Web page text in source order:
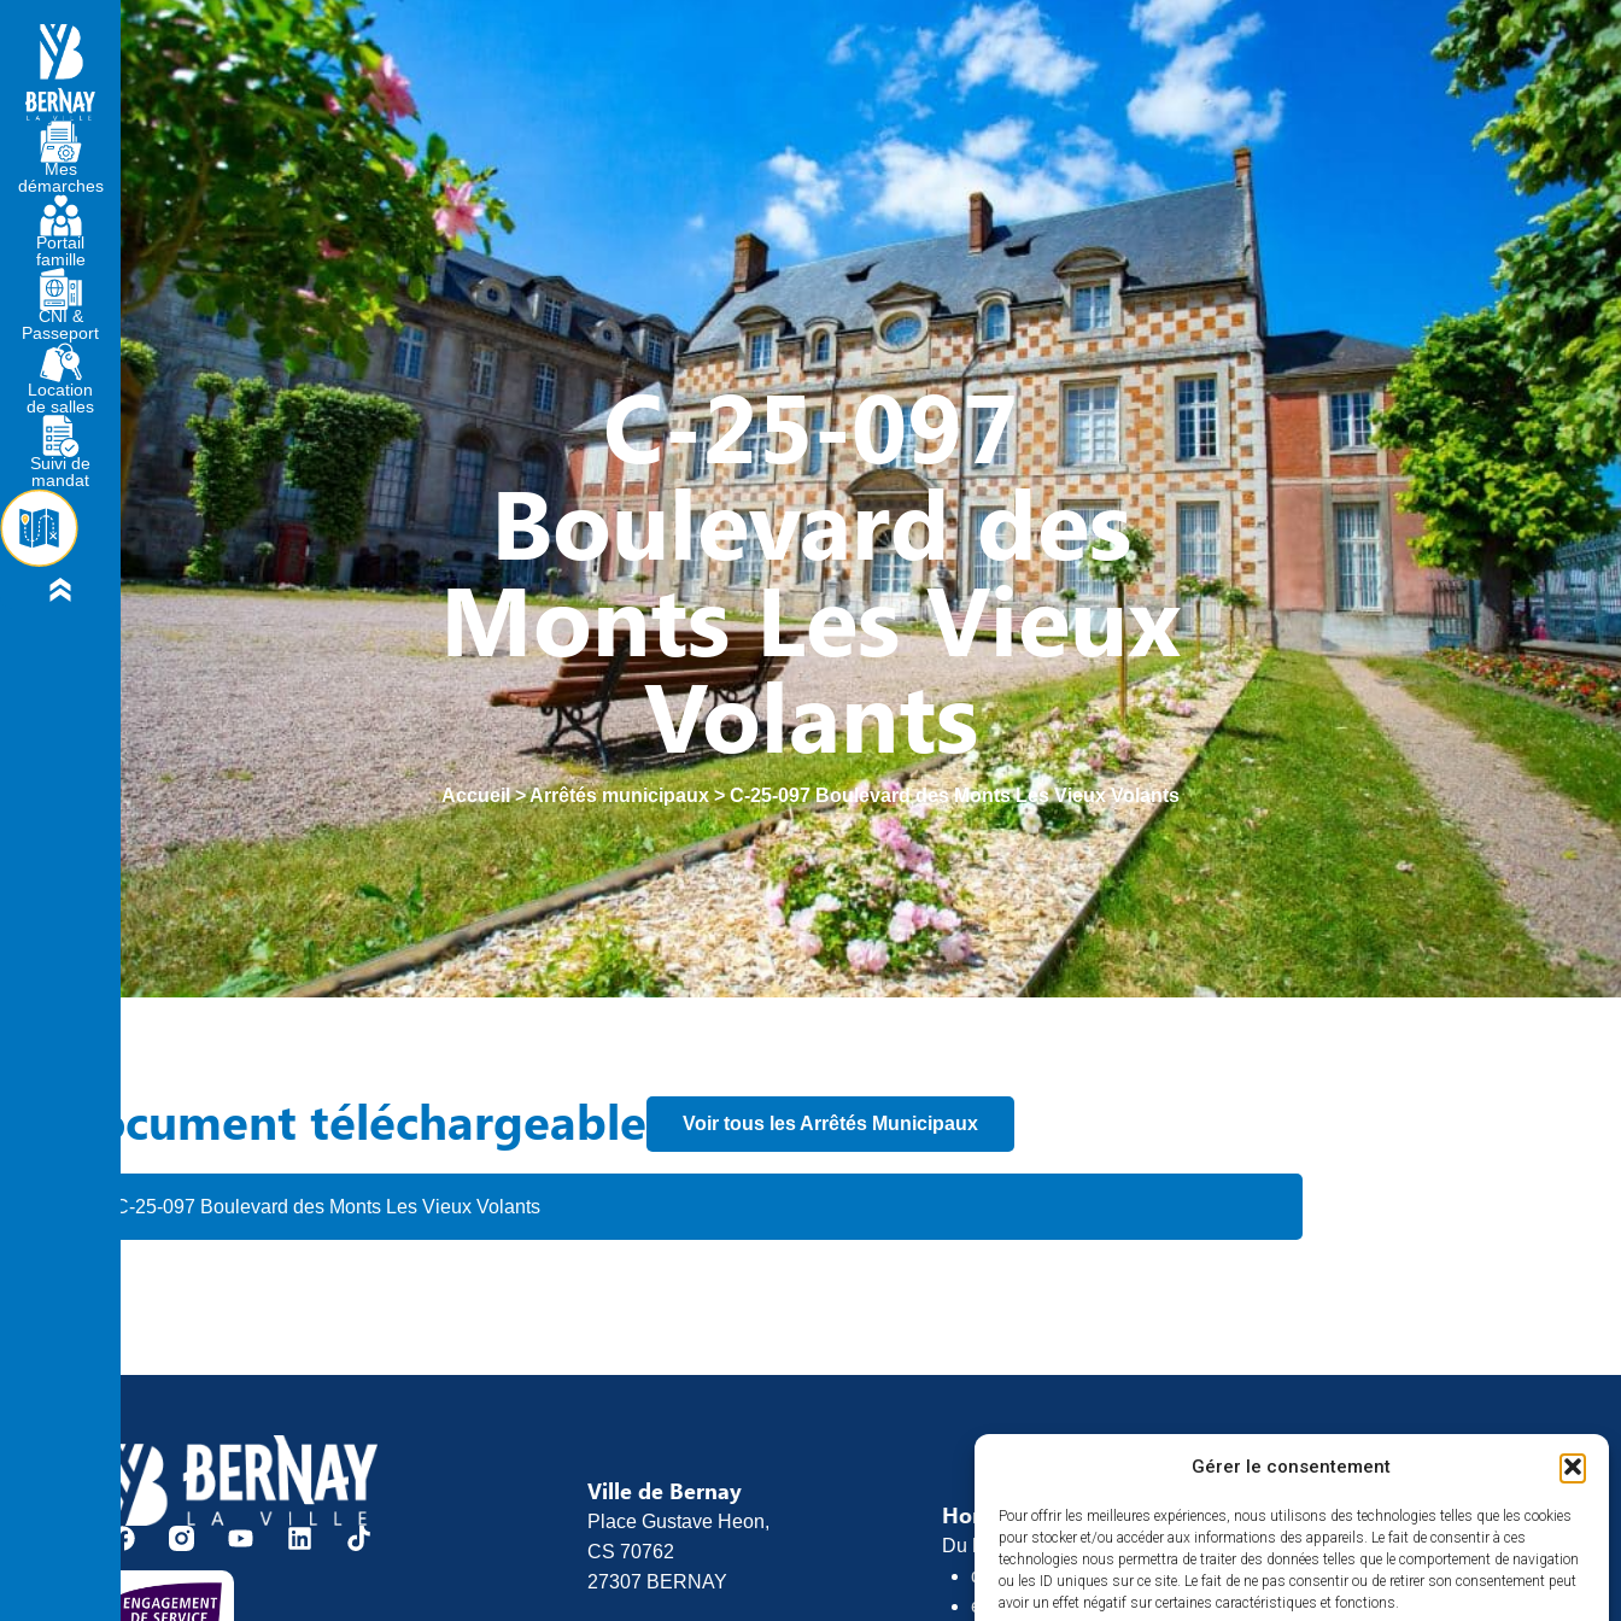
Gérer le consentement
Pour offrir les meilleures expériences, nous utilisons des technologies telles que les cookies
pour stocker et/ou accéder aux informations des appareils. Le fait de consentir à ces
technologies nous permettra de traiter des données telles que le comportement de navigation
ou les ID uniques sur ce site. Le fait de ne pas consentir ou de retirer son consentement peut
avoir un effet négatif sur certaines caractéristiques et fonctions.
MA MAIRIE ACTION SOCIALE VIE ASSOCIATIVE - SPORTIVE
C-25-097
Boulevard des
Monts Les Vieux
Volants
Accueil>Arrêtés municipaux>C-25-097 Boulevard des Monts Les Vieux Volants
Document téléchargeable Voir tous les Arrêtés Municipaux
C-25-097 Boulevard des Monts Les Vieux Volants
Mes
démarches
Portail
famille
CNI &
Passeport
Location
de salles
Suivi de
mandat
Ville de Bernay
Place Gustave Heon,
CS 70762
27307 BERNAY
Horaires d’ouverture
Du lundi au vendredi :
de 8h30 à 12h
et de 13h30 à 17h